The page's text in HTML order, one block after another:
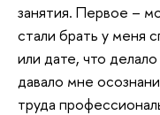
занятия. Первое –
стали брать у меня
или дате, что
давало мне
труда